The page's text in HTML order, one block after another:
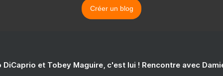
Créer un blog
DiCaprio et Tobey Maguire, c'est lui ! Rencontre avec